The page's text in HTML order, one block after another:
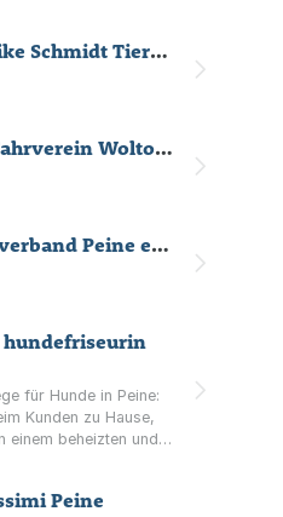
Übungszeiten sowie
Dr. Friederike Schmidt Tierärztin
Reit- und Fahrverein Woltorf und Umgebung e. V.
Kreisreiterverband Peine e. V.
hundefriseurin
für Hunde in Peine:
Kunden zu Hause,
einem beheizten und
Peine